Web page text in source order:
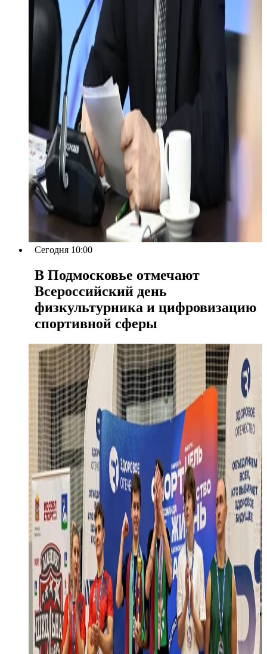
Сегодня 10:00
В Подмосковье отмечают
Всероссийский день
физкультурника и цифровизацию
спортивной сферы